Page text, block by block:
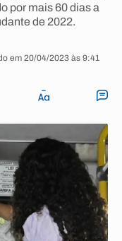
por mais 60 dias a
de 2022.
em 20/04/2023 às 9:41